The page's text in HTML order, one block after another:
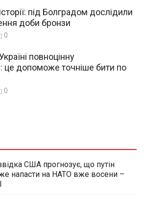
під Болградом дослідили
доби бронзи
0
повноцінну
це допоможе точніше бити по
0
США прогнозує, що путін
напасти на НАТО вже восени –